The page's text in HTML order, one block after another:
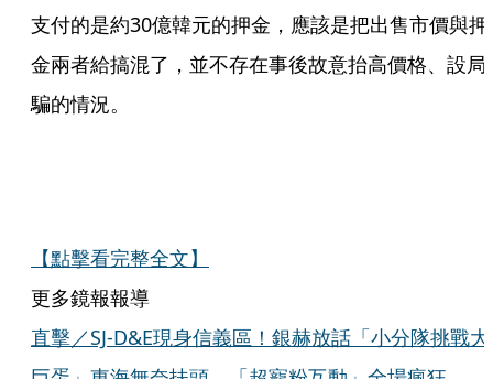
支付的是約30億韓元的押金，應該是把出售市價與押
金兩者給搞混了，並不存在事後故意抬高價格、設局
騙的情況。
【點擊看完整全文】
更多鏡報報導
直擊／SJ-D&E現身信義區！銀赫放話「小分隊挑戰大